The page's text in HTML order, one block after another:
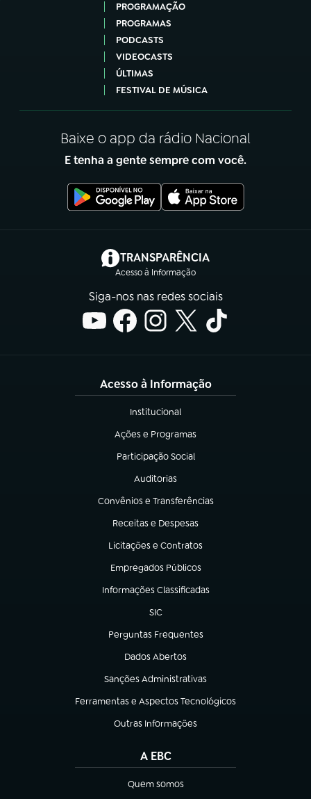
PROGRAMAÇÃO
PROGRAMAS
PODCASTS
VIDEOCASTS
ÚLTIMAS
FESTIVAL DE MÚSICA
Baixe o app da rádio Nacional
E tenha a gente sempre com você.
TRANSPARÊNCIA
Acesso à Informação
(abre em nova aba)
Siga-nos nas redes sociais
Acesso à Informação
Institucional
(abre em nova aba)
Ações e Programas
(abre em nova aba)
Participação Social
(abre em nova aba)
Auditorias
(abre em nova aba)
Convênios e Transferências
(abre em nova aba)
Receitas e Despesas
(abre em nova aba)
Licitações e Contratos
(abre em nova aba)
Empregados Públicos
(abre em nova aba)
Informações Classificadas
(abre em nova aba)
SIC
(abre em nova aba)
Perguntas Frequentes
(abre em nova aba)
Dados Abertos
(abre em nova aba)
Sanções Administrativas
(abre em nova aba)
Ferramentas e Aspectos Tecnológicos
(abre em nova aba)
Outras Informações
(abre em nova aba)
A EBC
Quem somos
(abre em nova aba)